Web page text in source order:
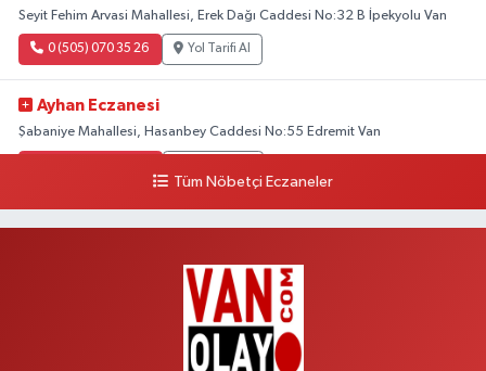
Seyit Fehim Arvasi Mahallesi, Erek Dağı Caddesi No:32 B İpekyolu Van
0 (505) 070 35 26 Yol Tarifi Al
Ayhan Eczanesi
Şabaniye Mahallesi, Hasanbey Caddesi No:55 Edremit Van
Yol Tarifi Al
Tüm Nöbetçi Eczaneler